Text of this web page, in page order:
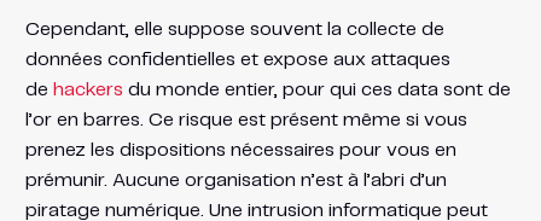
Cependant, elle suppose souvent la collecte de
données confidentielles et expose aux attaques
de hackers du monde entier, pour qui ces data sont de
l’or en barres. Ce risque est présent même si vous
prenez les dispositions nécessaires pour vous en
prémunir. Aucune organisation n’est à l’abri d’un
piratage numérique. Une intrusion informatique peut